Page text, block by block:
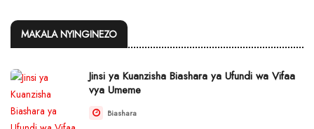
MAKALA NYINGINEZO
Jinsi ya Kuanzisha Biashara ya Ufundi wa Vifaa
vya Umeme
Biashara